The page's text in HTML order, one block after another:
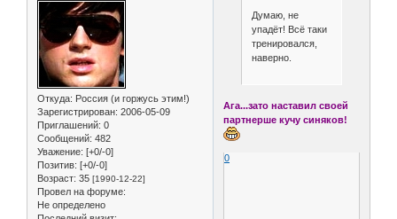
Откуда: Россия (и горжусь этим!)
Зарегистрирован: 2006-05-09
Приглашений: 0
Сообщений: 482
Уважение: [+0/-0]
Позитив: [+0/-0]
Возраст: 35 [1990-12-22]
Провел на форуме:
Не определено
Думаю, не
упадёт! Всё таки
тренировался,
наверно.
Ага...зато наставил своей
партнерше кучу синяков!
0